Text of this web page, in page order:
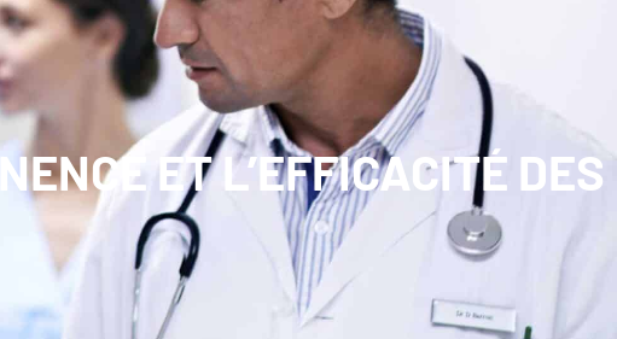
ET L’EFFICACITÉ DES